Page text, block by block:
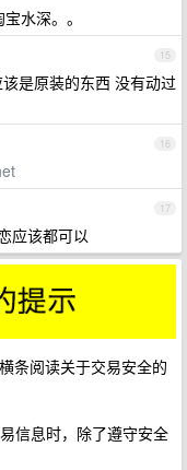
水深。。
15
是原装的东西 没有动过
16
17
应该都可以
条阅读关于交易安全的
信息时，除了遵守安全